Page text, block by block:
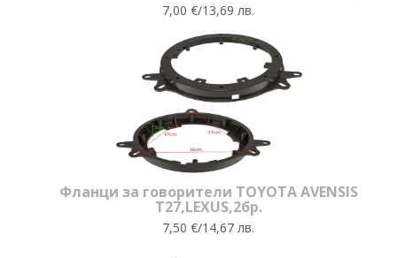
7,00 €/13,69 лв.
Фланци за говорители TOYOTA AVENSIS
T27,LEXUS,2бр.
7,50 €/14,67 лв.